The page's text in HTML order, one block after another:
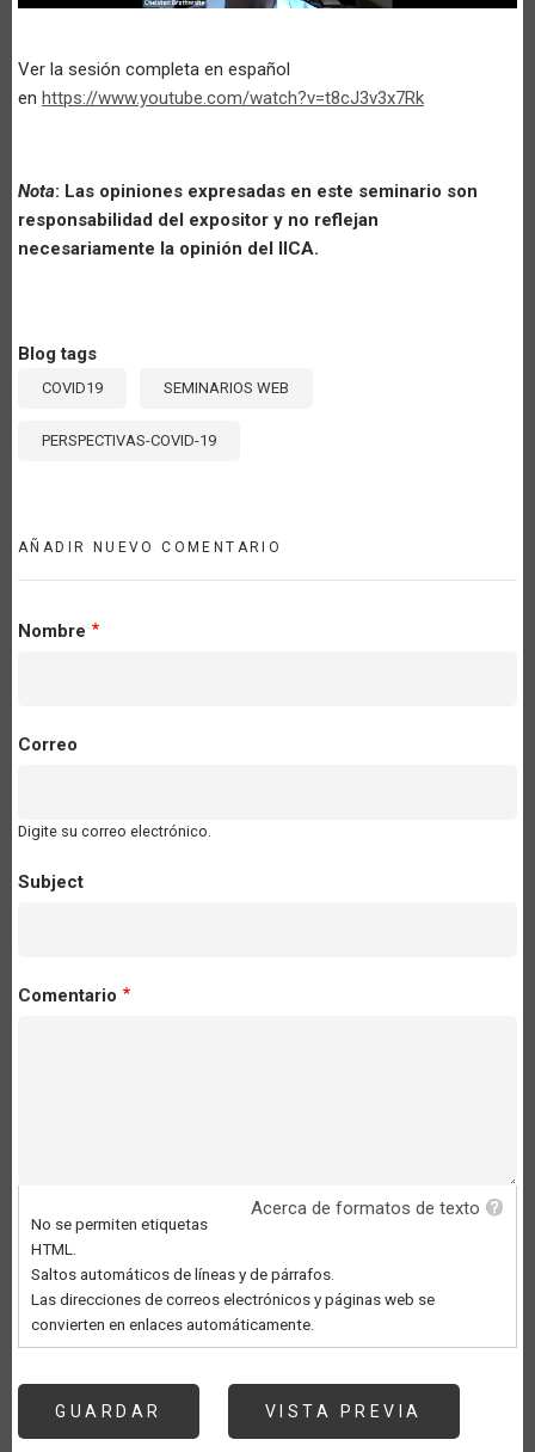
Ver la sesión completa en español
en https://www.youtube.com/watch?v=t8cJ3v3x7Rk
Nota: Las opiniones expresadas en este seminario son
responsabilidad del expositor y no reflejan
necesariamente la opinión del IICA.
Blog tags
COVID19 SEMINARIOS WEB
PERSPECTIVAS-COVID-19
AÑADIR NUEVO COMENTARIO
Nombre
Correo
Digite su correo electrónico.
Subject
Comentario
Acerca de formatos de texto
No se permiten etiquetas
HTML.
Saltos automáticos de líneas y de párrafos.
Las direcciones de correos electrónicos y páginas web se
convierten en enlaces automáticamente.